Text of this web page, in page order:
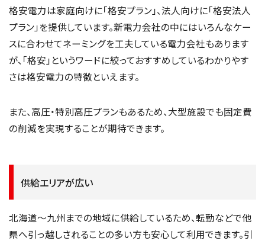
格安電力は家庭向けに「格安プラン」、法人向けに「格安法人
プラン」を提供しています。新電力会社の中にはいろんなケー
スに合わせてネーミングを工夫している電力会社もあります
が、「格安」というワードに絞っておすすめしているわかりやす
さは格安電力の特徴といえます。
また、高圧・特別高圧プランもあるため、大型施設でも固定費
の削減を実現することが期待できます。
供給エリアが広い
北海道～九州までの地域に供給しているため、転勤などで他
県へ引っ越しされることの多い方も安心して利用できます。引